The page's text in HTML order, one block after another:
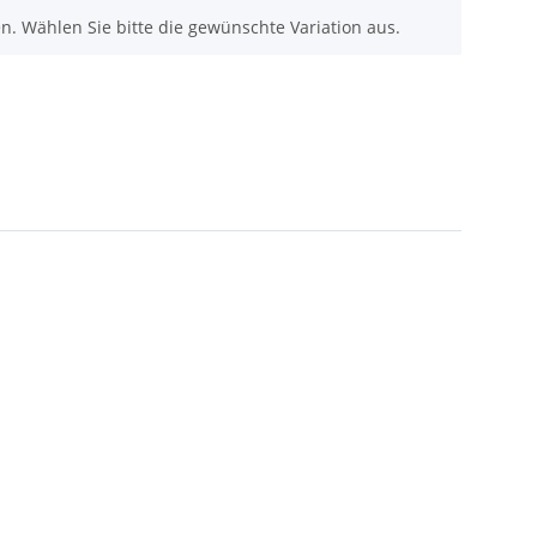
Wählen Sie bitte die gewünschte Variation aus.